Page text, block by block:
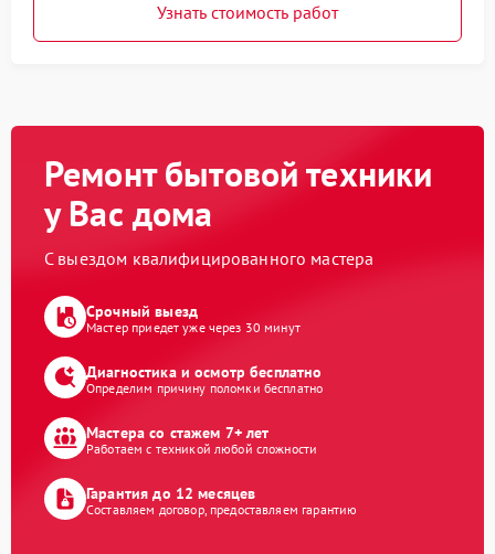
Узнать стоимость работ
Ремонт бытовой техники
у Вас дома
С выездом квалифицированного мастера
Срочный выезд
Мастер приедет уже через 30 минут
Диагностика и осмотр бесплатно
Определим причину поломки бесплатно
Мастера со стажем 7+ лет
Работаем с техникой любой сложности
Гарантия до 12 месяцев
Составляем договор, предоставляем гарантию